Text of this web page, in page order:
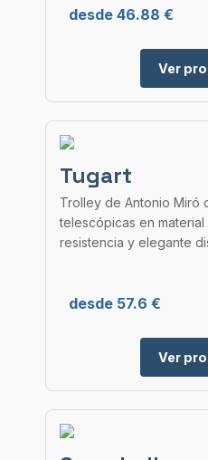
desde 46.88 €
Ver
Tugart
Trolley de Antonio Miró
telescópicas en
resistencia y elegante
desde 57.6 €
Ver